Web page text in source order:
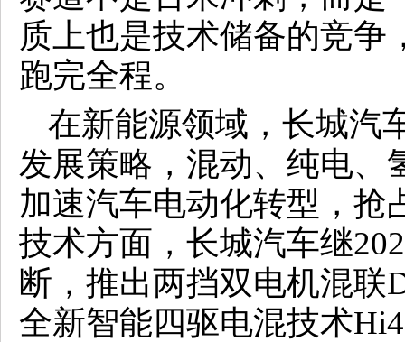
质上也是技术储备的竞争
跑完全程。
在新能源领域，长城汽
发展策略，混动、纯电、
加速汽车电动化转型，抢
技术方面，长城汽车继
断，推出两挡双电机混联
全新智能四驱电混技术